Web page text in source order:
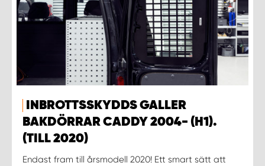
INBROTTSSKYDDS GALLER
BAKDÖRRAR CADDY 2004- (H1).
(TILL 2020)
Endast fram till årsmodell 2020! Ett smart sätt att
WORK SYSTEM LULEÅ
WORK SYSTEM NORRKÖPING
WORK SYSTEM SKÖVDE
WORK SYSTEM STAFFANSTORP